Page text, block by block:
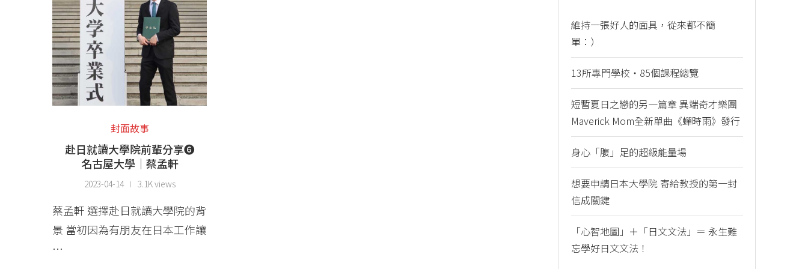
封面故事
赴日就讀大學院前輩分享❻
名古屋大學│蔡孟軒
2023-04-14 3.1K views
蔡孟軒 選擇赴日就讀大學院的背
景 當初因為有朋友在日本工作讓
…
維持一張好人的面具，從來都不簡
單：）
13所專門學校・85個課程總覽
短暫夏日之戀的另一篇章 異端奇才樂團
Maverick Mom全新單曲《蟬時雨》發行
身心「腹」足的超級能量場
想要申請日本大學院 寄給教授的第一封
信成關鍵
「心智地圖」＋「日文文法」＝ 永生難
忘學好日文文法！